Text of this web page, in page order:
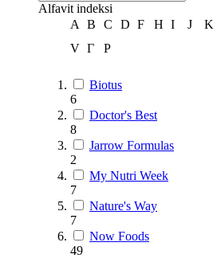
Alfavit indeksi
A
B C D F H I J K
V Г Р
Biotus
6
Doctor's Best
8
Jarrow Formulas
2
My Nutri Week
7
Nature's Way
7
Now Foods
49